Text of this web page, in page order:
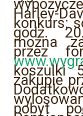
Harley-
konkurs:
godz.
można
przez
koszulki
zakupie
pobyt